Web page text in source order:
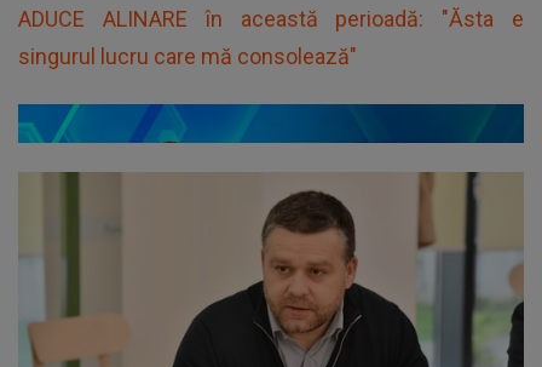
ADUCE ALINARE în această perioadă: "Ăsta e
singurul lucru care mă consolează"